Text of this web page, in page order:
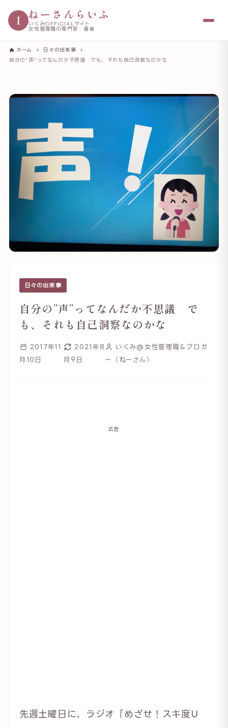
I ねーさんらいふ
いくみOFFICIALサイト
女性管理職の専門家・著者
ホーム
日々の出来事
自分の”声”ってなんだか不思議 でも、それも自己洞察なのかな
日々の出来事
自分の”声”ってなんだか不思議 で
も、それも自己洞察なのかな
2017年11
月10日
2021年8
月9日
いくみ@女性管理職＆ブロガ
ー（ねーさん）
広告
先週土曜日に、ラジオ「めざせ！スキ度U